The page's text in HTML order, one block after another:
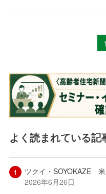
1
よく読まれている記
ツクイ・SOYOKAZE
2026年6月26日